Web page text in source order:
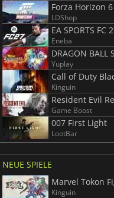
Forza Horizon 6
LDShop
EA SPORTS FC
Eneba
Yuplay
Call of Duty
Kinguin
Resident Evil
Game Boost
007 First Light
LootBar
NEUE SPIELE
Marvel Tokon
Kinguin